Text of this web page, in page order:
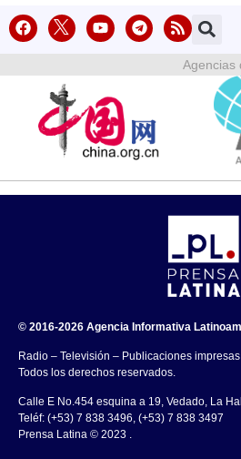
Agencias
© 2016-2026 Agencia Informativa
Radio – Televisión – Publicaciones
Todos los derechos reservados.
Calle E No.454 esquina a 19, Vedado, La
Teléf: (+53) 7 838 3496, (+53) 7 838 3497
Prensa Latina © 2023 .